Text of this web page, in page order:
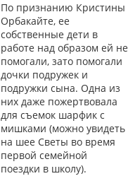
По признанию Кристины
Орбакайте, ее
собственные дети в
работе над образом ей не
помогали, зато помогали
дочки подружек и
подружки сына. Одна из
них даже пожертвовала
для съемок шарфик с
мишками (можно увидеть
на шее Светы во время
первой семейной
поездки в школу).